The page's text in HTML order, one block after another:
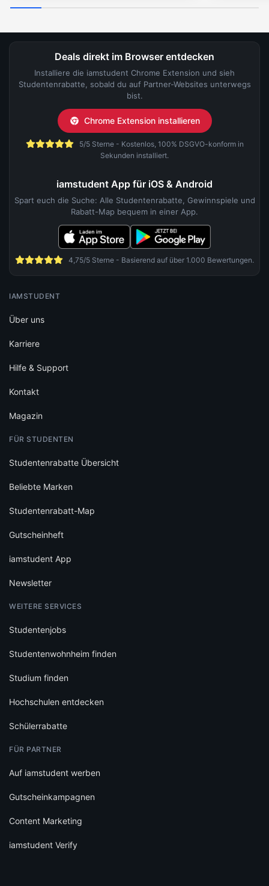
Deals direkt im Browser entdecken
Installiere die iamstudent Chrome Extension und sieh
Studentenrabatte, sobald du auf Partner-Websites unterwegs
bist.
Chrome Extension installieren
5/5 Sterne - Kostenlos, 100% DSGVO-konform in
Sekunden installiert.
iamstudent App für iOS & Android
Spart euch die Suche: Alle Studentenrabatte, Gewinnspiele und
Rabatt-Map bequem in einer App.
4,75/5 Sterne - Basierend auf über 1.000 Bewertungen.
IAMSTUDENT
Über uns
Karriere
Hilfe & Support
Kontakt
Magazin
FÜR STUDENTEN
Studentenrabatte Übersicht
Beliebte Marken
Studentenrabatt-Map
Gutscheinheft
iamstudent App
Newsletter
WEITERE SERVICES
Studentenjobs
Studentenwohnheim finden
Studium finden
Hochschulen entdecken
Schülerrabatte
FÜR PARTNER
Auf iamstudent werben
Gutscheinkampagnen
Content Marketing
iamstudent Verify